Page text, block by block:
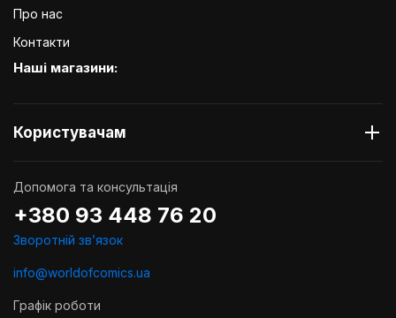
Про нас
Контакти
Наші магазини:
Користувачам
Допомога та консультація
+380 93 448 76 20
Зворотній звʼязок
info@worldofcomics.ua
Графік роботи